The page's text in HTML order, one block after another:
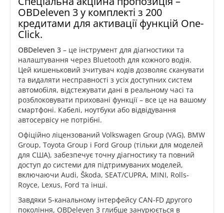
OBDeleven 3 у комплекті з 200
кредитами для активації функцій One-
Click.
OBDeleven 3 – це інструмент для діагностики та
налаштування через Bluetooth для кожного водія.
Цей кишеньковий зчитувач кодів дозволяє сканувати
та видаляти несправності з усіх доступних систем
автомобіля, відстежувати дані в реальному часі та
розблоковувати приховані функції – все це на вашому
смартфоні. Кабелі, ноутбуки або відвідування
автосервісу не потрібні.
Офіційно ліцензований Volkswagen Group (VAG), BMW
Group, Toyota Group і Ford Group (тільки для моделей
для США), забезпечує точну діагностику та повний
доступ до системи для підтримуваних моделей,
включаючи Audi, Škoda, SEAT/CUPRA, MINI, Rolls-
Royce, Lexus, Ford та інші.
Завдяки 5-канальному інтерфейсу CAN-FD другого
покоління, OBDeleven 3 глибше занурюється в